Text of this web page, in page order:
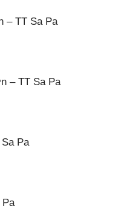
– TT Sa Pa
– TT Sa Pa
Pa